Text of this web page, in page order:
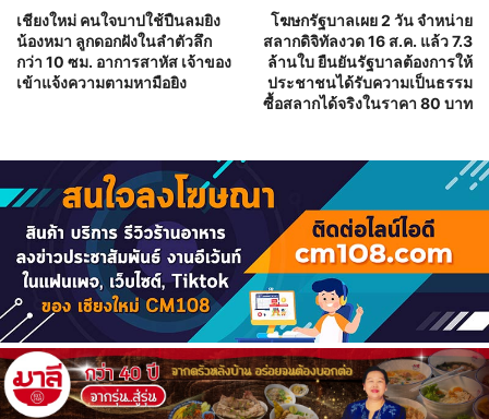
เชียงใหม่ คนใจบาปใช้ปืนลมยิง
น้องหมา ลูกดอกฝังในลำตัวลึก
กว่า 10 ซม. อาการสาหัส เจ้าของ
เข้าแจ้งความตามหามือยิง
โฆษกรัฐบาลเผย 2 วัน จำหน่าย
สลากดิจิทัลงวด 16 ส.ค. แล้ว 7.3
ล้านใบ ยืนยันรัฐบาลต้องการให้
ประชาชนได้รับความเป็นธรรม
ซื้อสลากได้จริงในราคา 80 บาท